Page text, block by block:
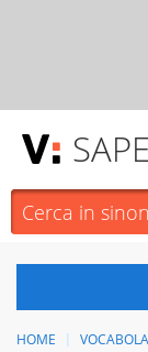
HOME